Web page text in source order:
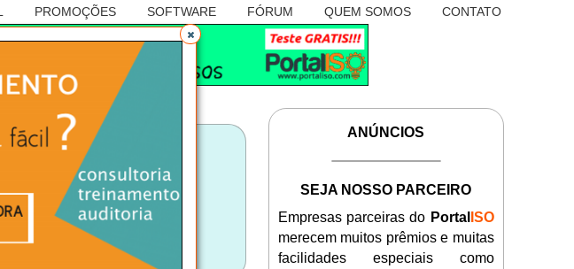
PROMOÇÕES SOFTWARE FÓRUM QUEM SOMOS CONTATO
Anúncio
ANÚNCIOS
SEJA NOSSO PARCEIRO
Empresas parceiras do PortalISO
merecem muitos prêmios e muitas
facilidades especiais como